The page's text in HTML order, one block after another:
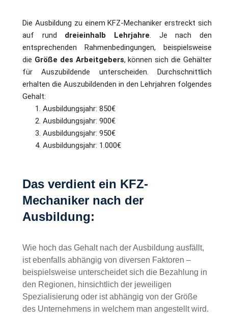
Die Ausbildung zu einem KFZ-Mechaniker erstreckt sich
auf runddreieinhalb Lehrjahre. Je nach den
entsprechenden Rahmenbedingungen, beispielsweise
die
Größe des Arbeitgebers, können sich die Gehälter
für Auszubildende unterscheiden. Durchschnittlich
erhalten die Auszubildenden in den Lehrjahren folgendes
Gehalt:
Ausbildungsjahr: 850€
Ausbildungsjahr: 900€
Ausbildungsjahr: 950€
Das verdient ein KFZ-
Mechaniker nach der
Wie hoch das Gehalt nach der Ausbildung
ausfällt, ist ebenfalls abhängig von diversen
Faktoren – beispielsweise unterscheidet sich die
Bezahlung in den Regionen, hinsichtlich der
jeweiligen Spezialisierung oder ist abhängig von